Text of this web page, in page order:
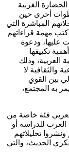
الغربية
أخرى حين
المباشرة التي
كتب مهمة قراءاتهم
عليها‏،‏ ودعوة
تكييفها
العربية، وذلك
والثقافية لا
بين القوي
به المجتمع،
فئة خاصة من
الغرب للدراسة أو
تحليلاتهم
الحديث‏،‏ والتي